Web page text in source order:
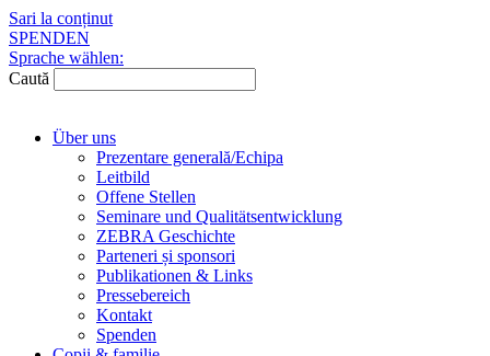
Sari la conținut
SPENDEN
Sprache wählen:
Caută
Über uns
Prezentare generală/Echipa
Leitbild
Offene Stellen
Seminare und Qualitätsentwicklung
ZEBRA Geschichte
Parteneri și sponsori
Publikationen & Links
Pressebereich
Kontakt
Spenden